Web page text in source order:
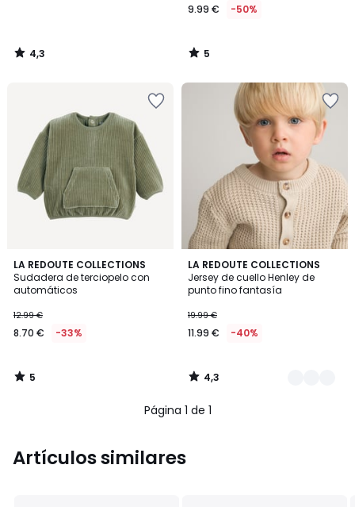
4,3
/
9.99 € -50%
5
/
LA REDOUTE COLLECTIONS
Sudadera de terciopelo con
automáticos
12.99 €
8.70 € -33%
5
/
5
5
/
LA REDOUTE COLLECTIONS
Jersey de cuello Henley de
punto fino fantasía
19.99 €
11.99 € -40%
4,3
/ 5
2
Colores
4,3
/
Página 1 de 1
Artículos similares